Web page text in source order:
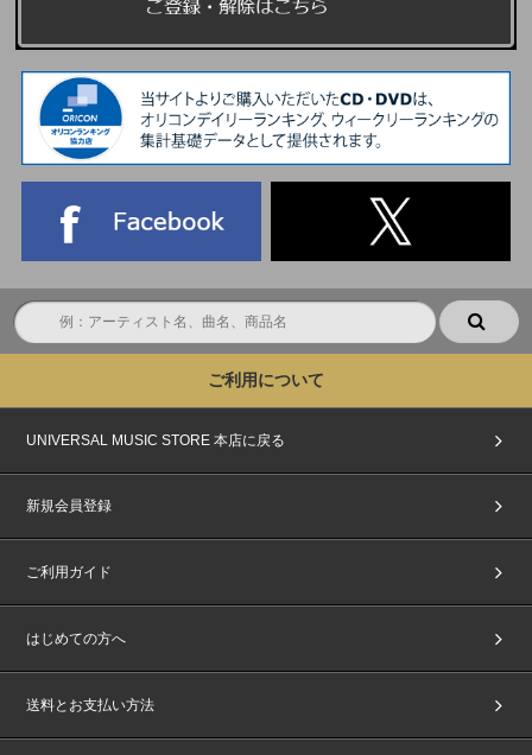
※購入者先着プレゼントの対象商品は「3形態セット」のみとなります。ご了承
ください。
※「購入者先着プレゼント応募対象」商品販売ページ以外からご購入いただい
た場合、「購入者先着プレゼント」の応募対象にはなりませんのでご注意くだ
さい。
■参加方法
「購入者先着プレゼント応募対象」商品をご予約(ご決済完了)と同時に自動エン
トリーになり、お客様から別途お申込み作業は必要ございません。
※ENHYPEN Weverse ShopならびにUNIVERSAL MUSIC STOREでは「宵 -Y
OI-」3形態セット(初回限定盤A + 初回限定盤B + 通常盤)はお一人様1会計につ
き、5セットまでご購入可能です。
※おひとり様何度でもご購入いただけます。
※1セットご購入で特典を1セット、先着でプレゼントいたします。
※「購入者先着プレゼント」対象商品ページでご予約・ご購入された場合、各
ストアCD別 3形態セット特典の「メンバー別フォトカード3枚＋ユニット別セ
第、予告なく販売が早期に終了する場合がありますので、あらかじめご了承く
【注意事項】
用可能です。
※当選されたメンバー別・直筆サイン入りセルフィーフォトカードは商品とは
ード7枚セット+フォトカード入れアクリルキーリング」も商品とは別途、9月
上旬以降順次発送を予定しております。発送の日程は変更になる場合がござい
ます。あらかじめご了承ください。
※特典「メンバー別・直筆サイン入りセルフィーフォトカード」「セルフィ
注文時の会員情報のご住所にお届けいたします。商品のお届け先に指定された
ご住所とは異なりますのでご注意ください。
ご利用について
UNIVERSAL MUSIC STORE 本店に戻る
新規会員登録
ご利用ガイド
はじめての方へ
送料とお支払い方法